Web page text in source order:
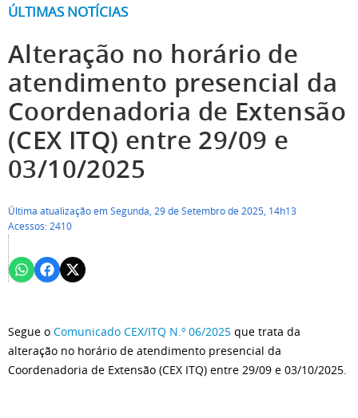
ÚLTIMAS NOTÍCIAS
Alteração no horário de
atendimento presencial da
Coordenadoria de Extensão
(CEX ITQ) entre 29/09 e
03/10/2025
Última atualização em Segunda, 29 de Setembro de 2025, 14h13
Acessos: 2410
Segue o Comunicado CEX/ITQ N.º 06/2025 que trata da
alteração no horário de atendimento presencial da
Coordenadoria de Extensão (CEX ITQ) entre 29/09 e 03/10/2025.